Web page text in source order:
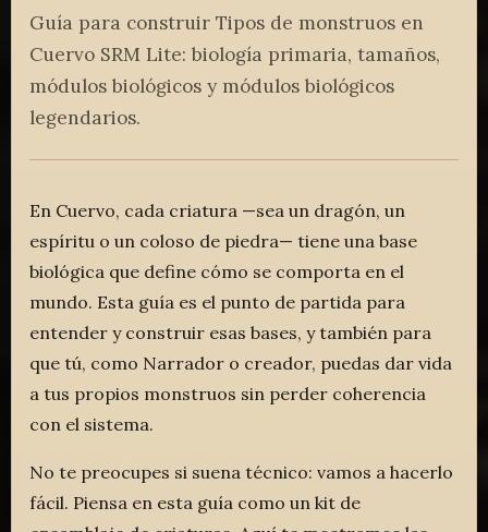
Guía para construir Tipos de monstruos en
Cuervo SRM Lite: biología primaria, tamaños,
módulos biológicos y módulos biológicos
legendarios.
En Cuervo, cada criatura —sea un dragón, un
espíritu o un coloso de piedra— tiene una base
biológica que define cómo se comporta en el
mundo. Esta guía es el punto de partida para
entender y construir esas bases, y también para
que tú, como Narrador o creador, puedas dar vida
a tus propios monstruos sin perder coherencia
con el sistema.
No te preocupes si suena técnico: vamos a hacerlo
fácil. Piensa en esta guía como un kit de